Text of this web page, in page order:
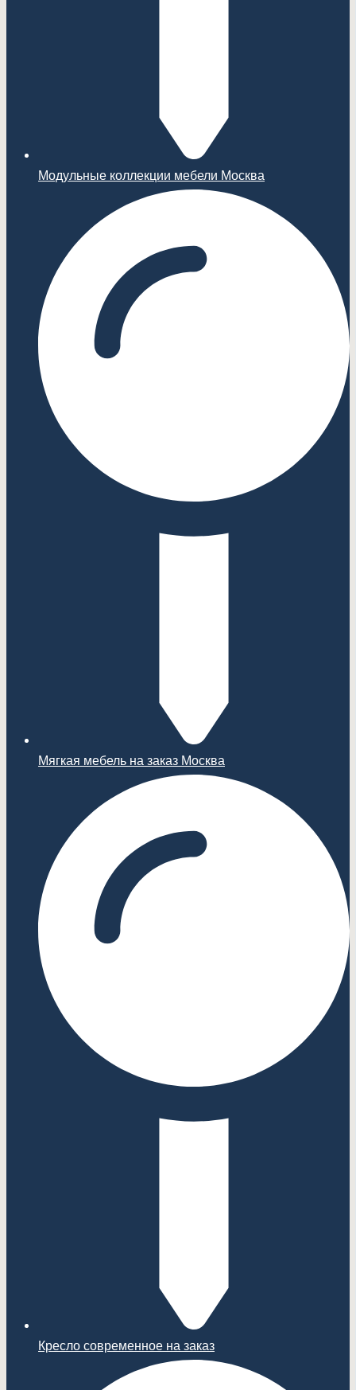
Модульные коллекции мебели Москва
Мягкая мебель на заказ Москва
Кресло современное на заказ